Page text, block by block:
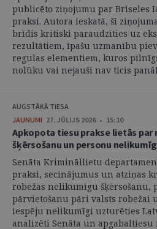
publicēto ziņojumu par Briseles
praksi. Autora ieskatā, šī
brīdis kritiski paraudzīties uz
rezultātiem, īpašu uzmanību
regulas elementiem, kuros
nolūku vai nejauši nav ticis
AUGSTĀKĀ TIESA
JAUNUMI 27. JŪLIJS 2026 • 15:10
Apkopota tiesu prakse lietās par
šķērsošanu un personu
Senāta Krimināllietu
praksi, secinājumus un atziņas
robežas nelikumīgu
pārvietošanu pāri valsts robežai
iespēju nelikumīgi uzturēties
analizēti Senāta un